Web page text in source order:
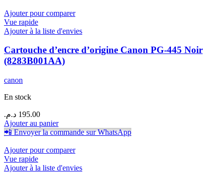
Ajouter pour comparer
Vue rapide
Ajouter à la liste d'envies
Cartouche d’encre d’origine Canon PG-445 Noir
(8283B001AA)
canon
En stock
195.00 د.م.
Ajouter au panier
📲 Envoyer la commande sur WhatsApp
Ajouter pour comparer
Vue rapide
Ajouter à la liste d'envies